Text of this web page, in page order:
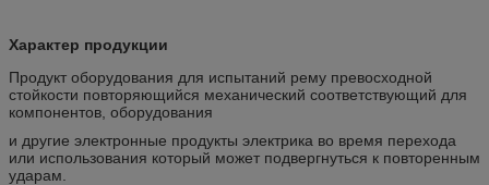
Характер продукции
Продукт оборудования для испытаний рему превосходной
стойкости повторяющийся механический соответствующий для
компонентов, оборудования
и другие электронные продукты электрика во время перехода
или использования который может подвергнуться к повторенным
ударам.